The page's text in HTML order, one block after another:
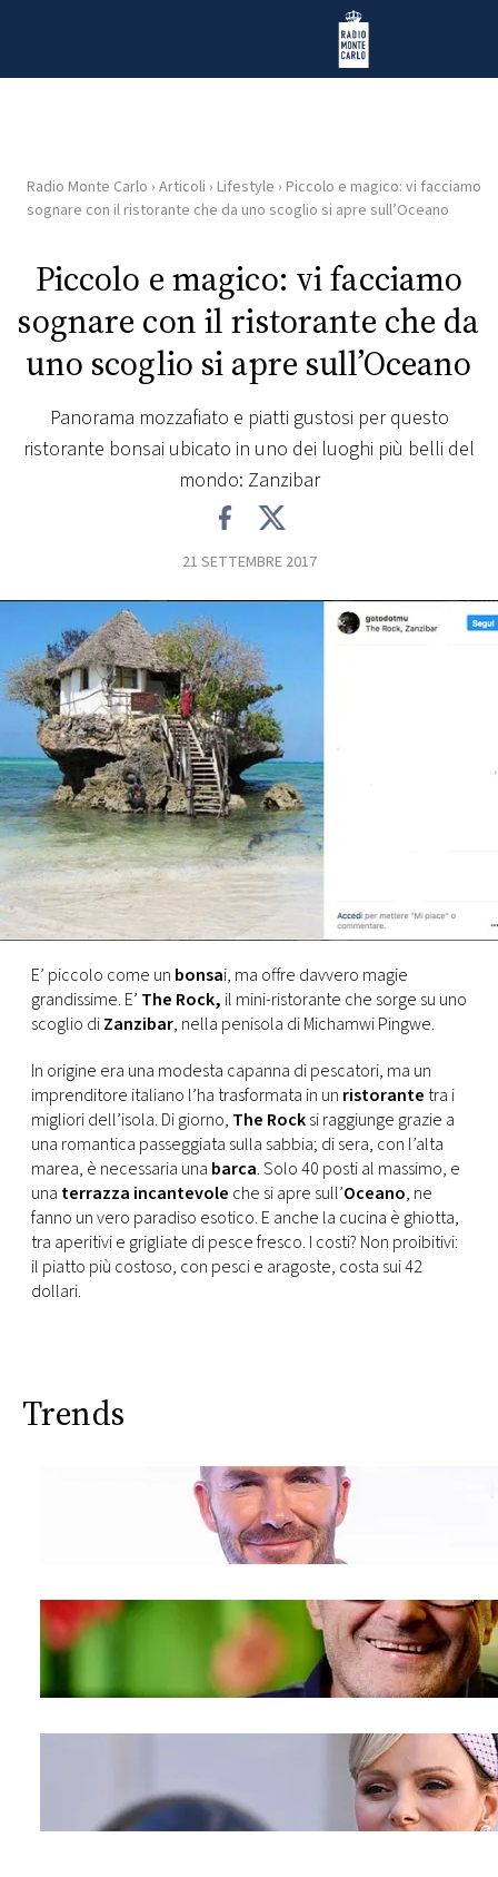
Radio Monte Carlo
HOME
RADIO
WEB
RADIO
PLAYLIST
CONCORSI
EVENTI
VIDEO
TV
PRINCIPATO
DI
MONACO
RMC
CONSIGLIA
Radio Monte Carlo › Articoli › Lifestyle › Piccolo e magico: vi facciamo
sognare con il ristorante che da uno scoglio si apre sull’Oceano
Piccolo e magico: vi facciamo
sognare con il ristorante che da
uno scoglio si apre sull’Oceano
Panorama mozzafiato e piatti gustosi per questo
ristorante bonsai ubicato in uno dei luoghi più belli del
mondo: Zanzibar
21 SETTEMBRE 2017
E’ piccolo come un bonsai, ma offre davvero magie
grandissime. E’ The Rock, il mini-ristorante che sorge su uno
scoglio diZanzibar, nella penisola di Michamwi Pingwe.
In origine era una modesta capanna di pescatori, ma un
imprenditore italiano l’ha trasformata in un ristorante tra i
migliori dell’isola. Di giorno, The Rocksi raggiunge grazie a
una romantica passeggiata sulla sabbia; di sera, con l’alta
marea, è necessaria una barca. Solo 40 posti al massimo, e
una terrazza incantevole che si apre sull’Oceano, ne
fanno un vero paradiso esotico. E anche la cucina è ghiotta,
tra aperitivi e grigliate di pesce fresco. I costi? Non proibitivi:
il piatto più costoso, con pesci e aragoste, costa sui 42
dollari.
Trends